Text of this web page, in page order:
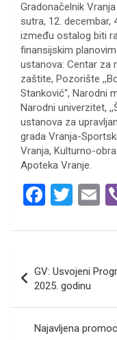
Gradonačelnik
sutra, 12. decembar,
između ostalog biti
finansijskim
ustanova: Centar za
zaštite, Pozorište
Stanković“, Narodni
Narodni univerzitet,
ustanova za
grada Vranja-
Vranja, Kulturno-
Apoteka Vranje.
F
ce
b
o
o
k
T
tt
er
E
чланка
GV: Usvojeni
2025. godinu
Najavljena